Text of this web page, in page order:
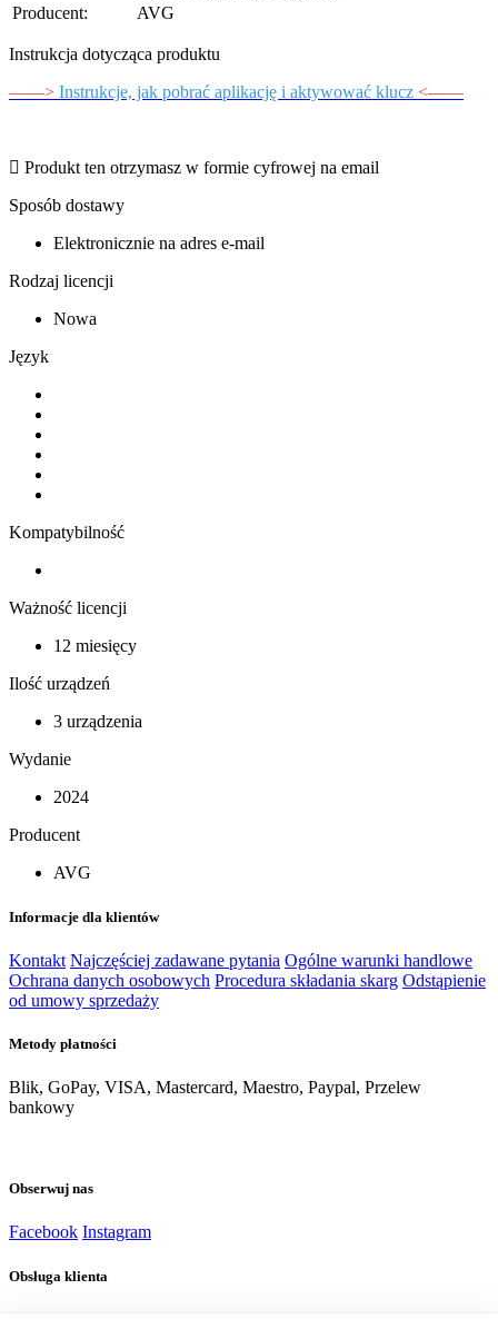
Producent:
AVG
Instrukcja dotycząca produktu
––––> Instrukcje, jak pobrać aplikację i aktywować klucz <––––
Produkt ten otrzymasz w formie cyfrowej na email
Sposób dostawy
Elektronicznie na adres e-mail
Rodzaj licencji
Nowa
Język
Kompatybilność
Ważność licencji
12 miesięcy
Ilość urządzeń
3 urządzenia
Wydanie
2024
Producent
AVG
Informacje dla klientów
Kontakt Najczęściej zadawane pytania Ogólne warunki handlowe
Ochrana danych osobowych Procedura składania skarg Odstąpienie
od umowy sprzedaży
Metody płatności
Blik, GoPay, VISA, Mastercard, Maestro, Paypal, Przelew
bankowy
Obserwuj nas
Facebook Instagram
Obsługa klienta